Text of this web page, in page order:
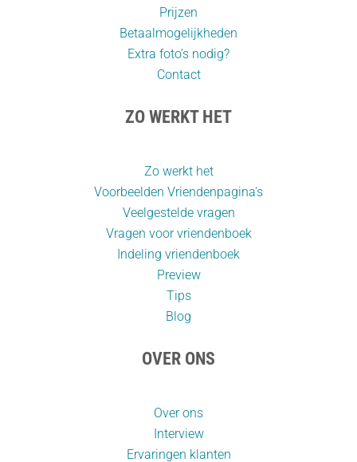
Prijzen
Betaalmogelijkheden
Extra foto’s nodig?
Contact
ZO WERKT HET
Zo werkt het
Voorbeelden Vriendenpagina's
Veelgestelde vragen
Vragen voor vriendenboek
Indeling vriendenboek
Preview
Tips
Blog
OVER ONS
Over ons
Interview
Ervaringen klanten